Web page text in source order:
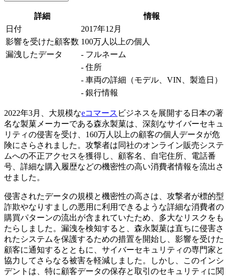
詳細
情報
日付
2017年12月
影響を受けた顧客数 100万人以上の個人
漏洩したデータ
- フルネーム
- 住所
- 車両の詳細（モデル、VIN、製造日）
- 銀行情報
2022年3月、大規模なeコマース ビジネスを展開する日本の著
名な製菓メーカーである森永製菓は、深刻なサイバーセキュ
リティの侵害を受け、160万人以上の顧客の個人データが危
険にさらされました。攻撃者は同社のオンライン販売システ
ムへの不正アクセスを獲得し、顧客名、自宅住所、電話番
号、詳細な購入履歴などの機密性の高い消費者情報を流出さ
せました。
侵害されたデータの規模と機密性の高さは、攻撃者が標的型
詐欺やなりすましの悪用に利用できるような詳細な消費者の
購買パターンの流出が含まれていたため、多大なリスクをも
たらしました。漏洩を検知すると、森永製菓は直ちに侵害さ
れたシステムを保護するための措置を開始し、影響を受けた
顧客に通知するとともに、サイバーセキュリティの専門家と
協力してさらなる被害を軽減しました。しかし、このインシ
デントは、特に顧客データの保存と取引のセキュリティに関